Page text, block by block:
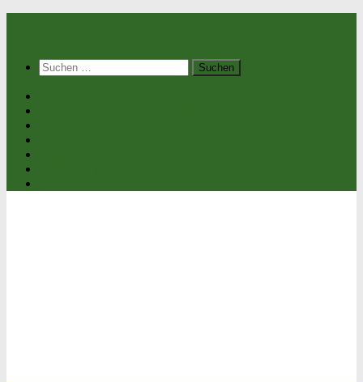
Suchen
nach: